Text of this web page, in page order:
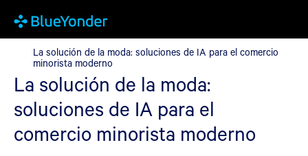
La solución de la moda: soluciones de IA para el comercio
La solución de la moda: soluciones de IA para el comercio
minorista moderno
La solución de la moda:
soluciones de IA para el
comercio minorista moderno